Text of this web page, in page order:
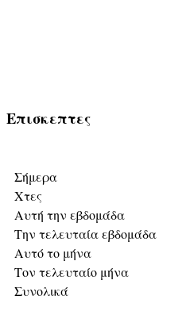
Επισκεπτες
Σήμερα
Χτες
Αυτή την εβδομάδα
Την τελευταία εβδομάδα
Αυτό το μήνα
Τον τελευταίο μήνα
Συνολικά